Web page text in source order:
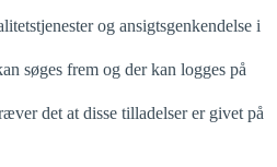
og ansigtsgenkendelse i
søges frem og der kan logges på
det at disse tilladelser er givet på